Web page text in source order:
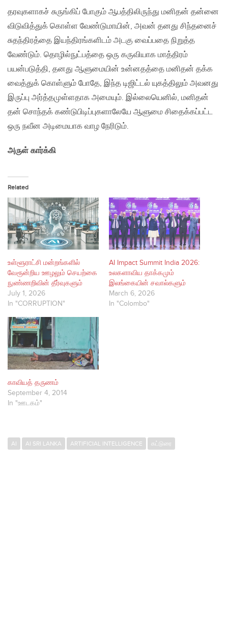
தரவுகளாகச் சுருங்கிப் போகும் ஆபத்திலிருந்து மனிதன் தன்னை
விடுவித்துக் கொள்ள வேண்டுமாயின், அவன் தனது சிந்தனைச்
சுதந்திரத்தை இயந்திரங்களிடம் அடகு வைப்பதை நிறுத்த
வேண்டும். தொழில்நுட்பத்தை ஒரு கருவியாக மாத்திரம்
பயன்படுத்தி, தனது ஆளுமையின் உன்னதத்தை மனிதன் தக்க
வைத்துக் கொள்ளும் போதே, இந்த டிஜிட்டல் யுகத்திலும் அவனது
இருப்பு அர்த்தமுள்ளதாக அமையும். இல்லையெனில், மனிதன்
தன் சொந்தக் கண்டுபிடிப்புகளாலேயே ஆளுமை சிதைக்கப்பட்ட
ஒரு நவீன அடிமையாக வாழ நேரிடும்.
அருள் கார்க்கி
Related
உள்ளூராட்சி மன்றங்களில்
வேரூன்றிய ஊழலும் செயற்கை
நுண்ணறிவின் தீர்வுகளும்
July 1, 2026
In "CORRUPTION"
AI Impact Summit India 2026:
உலகளாவிய தாக்கமும்
இலங்கையின் சவால்களும்
March 6, 2026
In "Colombo"
காவியத் தருணம்
September 4, 2014
In "ஊடகம்"
AI AI SRI LANKA ARTIFICIAL INTELLIGENCE கட்டுரை